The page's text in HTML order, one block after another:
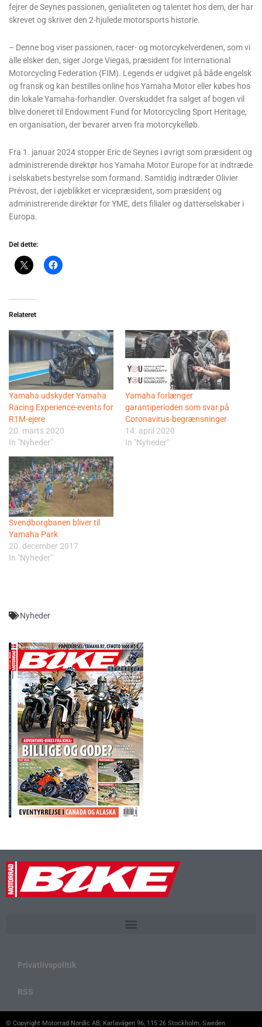
fejrer de Seynes passionen, genialiteten og talentet hos dem, der har
skrevet og skriver den 2-hjulede motorsports historie.
– Denne bog viser passionen, racer- og motorcykelverdenen, som vi
alle elsker den, siger Jorge Viegas, præsident for International
Motorcycling Federation (FIM). Legends er udgivet på både engelsk
og fransk og kan bestilles online hos Yamaha Motor eller købes hos
din lokale Yamaha-forhandler. Overskuddet fra salget af bogen vil
blive doneret til Endowment Fund for Motorcycling Sport Heritage,
en organisation, der bevarer arven fra motorcykelløb.
Fra 1. januar 2024 stopper Eric de Seynes i øvrigt som præsident og
administrerende direktør hos Yamaha Motor Europe for at indtræde
i selskabets bestyrelse som formand. Samtidig indtræder Olivier
Prévost, der i øjeblikket er vicepræsident, som præsident og
administrerende direktør for YME, dets filialer og datterselskaber i
Europa.
Del dette:
Relateret
Yamaha udskyder Yamaha
Racing Experience-events for
R1M-ejere
20. marts 2020
In "Nyheder"
Yamaha forlænger
garantiperioden som svar på
Coronavirus-begrænsninger
14. april 2020
In "Nyheder"
Svendborgbanen bliver til
Yamaha Park
20. december 2017
In "Nyheder"
Nyheder
Privatlivspolitik
RSS
© Copyright Motorrad Nordic AB, Karlavägen 96, 115 26 Stockholm, Sweden